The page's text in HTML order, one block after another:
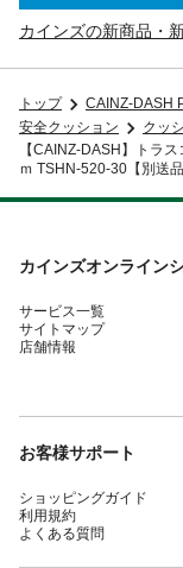
カインズの新商品・
トップ CAINZ-DASH
安全クッション
クッ
【CAINZ-DASH】トラ
ｍ TSHN-520-30【別送品
カインズオンライン
サービス一覧
サイトマップ
店舗情報
お客様サポート
ショッピングガイド
利用規約
よくある質問